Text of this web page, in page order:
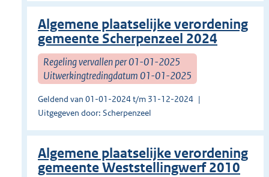
Algemene plaatselijke verordening
gemeente Scherpenzeel 2024
Regeling vervallen per 01-01-2025
Uitwerkingtredingdatum 01-01-2025
Geldend van 01-01-2024 t/m 31-12-2024
Uitgegeven door: Scherpenzeel
Algemene plaatselijke verordening
gemeente Weststellingwerf 2010